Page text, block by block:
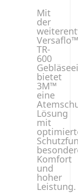
Mit
der
Versaflo™
TR-
600
bietet
3M™
eine
Lösung
mit
Komfort
und
hoher
Leistung.